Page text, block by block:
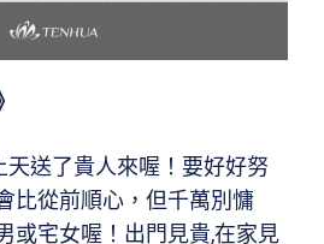
送了貴人來喔！要好好努
比從前順心，但千萬別慵
或宅女喔！出門見貴,在家見